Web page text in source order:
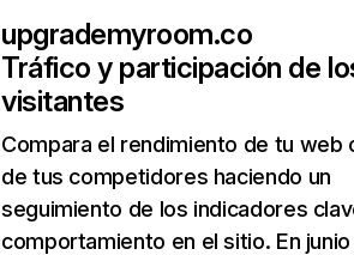
upgrademyroom.co
Tráfico y participación de
visitantes
Compara el rendimiento de tu web
de tus competidores haciendo un
seguimiento de los indicadores
comportamiento en el sitio. En junio